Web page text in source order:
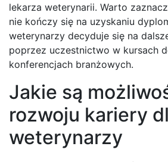
lekarza weterynarii. Warto
nie kończy się na uzyskaniu
weterynarzy decyduje się na
poprzez uczestnictwo w kursach
konferencjach branżowych.
Jakie są
rozwoju kariery
weterynarzy